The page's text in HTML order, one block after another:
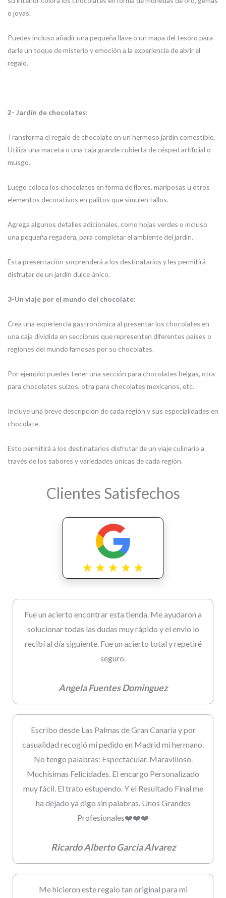
o joyas.
Puedes incluso añadir una pequeña llave o un mapa del tesoro para
darle un toque de misterio y emoción a la experiencia de abrir el
regalo.
2- Jardín de chocolates:
Transforma el regalo de chocolate en un hermoso jardín comestible.
Utiliza una maceta o una caja grande cubierta de césped artificial o
musgo.
Luego coloca los chocolates en forma de flores, mariposas u otros
elementos decorativos en palitos que simulen tallos.
Agrega algunos detalles adicionales, como hojas verdes o incluso
una pequeña regadera, para completar el ambiente del jardín.
Esta presentación sorprenderá a los destinatarios y les permitirá
disfrutar de un jardín dulce único.
3-Un viaje por el mundo del chocolate:
Crea una experiencia gastronómica al presentar los chocolates en
una caja dividida en secciones que representen diferentes países o
regiones del mundo famosas por su chocolates.
Por ejemplo: puedes tener una sección para chocolates belgas, otra
para chocolates suizos, otra para chocolates mexicanos, etc.
Incluye una breve descripción de cada región y sus especialidades en
chocolate.
Esto permitirá a los destinatarios disfrutar de un viaje culinario a
través de los sabores y variedades únicas de cada región.
Clientes Satisfechos
Fue un acierto encontrar esta tienda. Me ayudaron a
solucionar todas las dudas muy rápido y el envío lo
recibí al día siguiente. Fue un acierto total y repetiré
seguro.
Angela Fuentes Dominguez
Escribo desde Las Palmas de Gran Canaria y por
casualidad recogió mi pedido en Madrid mi hermano.
No tengo palabras: Espectacular. Maravilloso.
Muchísimas Felicidades. El encargo Personalizado
muy fácil. El trato estupendo. Y el Resultado Final me
ha dejado ya digo sin palabras. Unos Grandes
Profesionales❤️❤️❤️
Ricardo Alberto Garcia Alvarez
Me hicieron este regalo tan original para mi